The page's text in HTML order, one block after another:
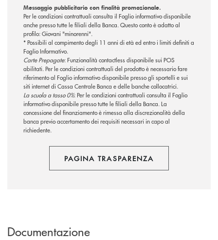
Messaggio pubblicitario con finalità promozionale.
Per le condizioni contrattuali consulta il Foglio informativo disponibile
anche presso tutte le filiali della Banca. Questo conto è adatto al
profilo: Giovani "minorenni".
* Possibili al compimento degli 11 anni di età ed entro i limiti definiti a
Foglio Informativo.
Carte Prepagate: Funzionalità contactless disponibile sui POS
abilitati. Per le condizioni contrattuali del prodotto è necessario fare
riferimento al Foglio informativo disponibile presso gli sportelli e sui
siti internet di Cassa Centrale Banca e delle banche collocatrici.
La scuola a tasso 0%: Per le condizioni contrattuali consulta il Foglio
informativo disponibile presso tutte le filiali della Banca. La
concessione del finanziamento è rimessa alla discrezionalità della
banca previo accertamento dei requisiti necessari in capo al
richiedente.
PAGINA TRASPARENZA
Documentazione